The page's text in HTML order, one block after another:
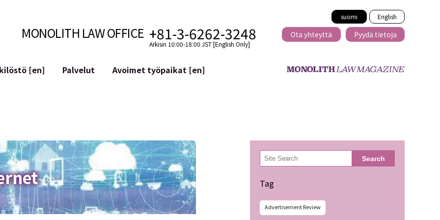
suomi English
MONOLITH LAW OFFICE +81-3-6262-3248
Arkisin 10:00-18:00 JST [English Only]
Ota yhteyttä Pyydä tietoja
[en]
Palvelut
ym.)
Maineen hallinta
Loukkaavan lausuman tunnistaminen
Avoimet työpaikat [en]
検
索 Search
Tag
Advertisement Review